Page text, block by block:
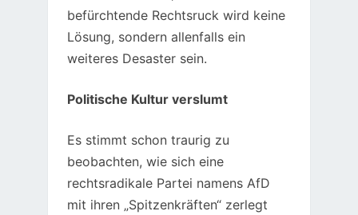
befürchtende Rechtsruck wird keine
Lösung, sondern allenfalls ein
weiteres Desaster sein.
Politische Kultur verslumt
Es stimmt schon traurig zu
beobachten, wie sich eine
rechtsradikale Partei namens AfD
mit ihren „Spitzenkräften“ zerlegt